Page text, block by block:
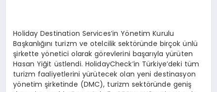
Holiday Destination Services’in Yönetim Kurulu
Başkanlığını turizm ve otelcilik sektöründe birçok ünlü
şirkette yönetici olarak görevlerini başarıyla yürüten
Hasan Yiğit üstlendi. HolidayCheck’in Türkiye’deki tüm
turizm faaliyetlerini yürütecek olan yeni destinasyon
yönetim şirketinde (DMC), turizm sektöründe geniş